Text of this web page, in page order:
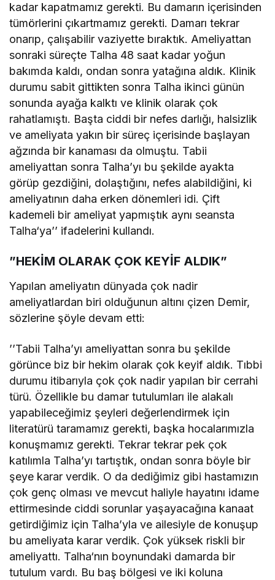
kadar kapatmamız gerekti. Bu damarın içerisinden
tümörlerini çıkartmamız gerekti. Damarı tekrar
onarıp, çalışabilir vaziyette bıraktık. Ameliyattan
sonraki süreçte Talha 48 saat kadar yoğun
bakımda kaldı, ondan sonra yatağına aldık. Klinik
durumu sabit gittikten sonra Talha ikinci günün
sonunda ayağa kalktı ve klinik olarak çok
rahatlamıştı. Başta ciddi bir nefes darlığı, halsizlik
ve ameliyata yakın bir süreç içerisinde başlayan
ağzında bir kanaması da olmuştu. Tabii
ameliyattan sonra Talha’yı bu şekilde ayakta
görüp gezdiğini, dolaştığını, nefes alabildiğini, ki
ameliyatının daha erken dönemleri idi. Çift
kademeli bir ameliyat yapmıştık aynı seansta
Talha‘ya’’ ifadelerini kullandı.
”HEKİM OLARAK ÇOK KEYİF ALDIK”
Yapılan ameliyatın dünyada çok nadir
ameliyatlardan biri olduğunun altını çizen Demir,
sözlerine şöyle devam etti:
’’Tabii Talha’yı ameliyattan sonra bu şekilde
görünce biz bir hekim olarak çok keyif aldık. Tıbbi
durumu itibarıyla çok çok nadir yapılan bir cerrahi
türü. Özellikle bu damar tutulumları ile alakalı
yapabileceğimiz şeyleri değerlendirmek için
literatürü taramamız gerekti, başka hocalarımızla
konuşmamız gerekti. Tekrar tekrar pek çok
katılımla Talha’yı tartıştık, ondan sonra böyle bir
şeye karar verdik. O da dediğimiz gibi hastamızın
çok genç olması ve mevcut haliyle hayatını idame
ettirmesinde ciddi sorunlar yaşayacağına kanaat
getirdiğimiz için Talha’yla ve ailesiyle de konuşup
bu ameliyata karar verdik. Çok yüksek riskli bir
ameliyattı. Talha‘nın boynundaki damarda bir
tutulum vardı. Bu baş bölgesi ve iki koluna